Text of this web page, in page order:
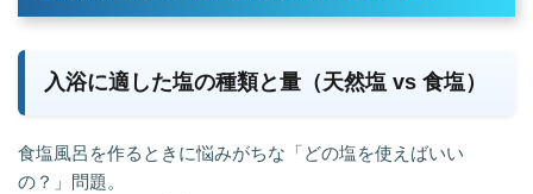
入浴に適した塩の種類と量（天然塩 vs 食塩）
食塩風呂を作るときに悩みがちな「どの塩を使えばいい
の？」問題。